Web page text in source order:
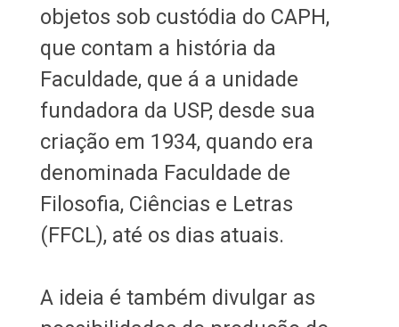
objetos sob custódia do CAPH,
que contam a história da
Faculdade, que á a unidade
fundadora da USP, desde sua
criação em 1934, quando era
denominada Faculdade de
Filosofia, Ciências e Letras
(FFCL), até os dias atuais.
A ideia é também divulgar as